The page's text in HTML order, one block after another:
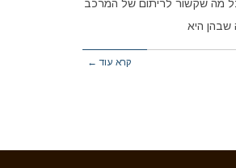
מה שקשור לריתום של המרכב
שבהן היא
קרא עוד ←